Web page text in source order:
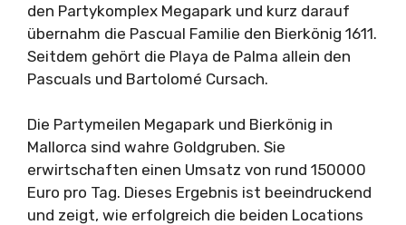
den Partykomplex Megapark und kurz darauf
übernahm die Pascual Familie den Bierkönig 1611.
Seitdem gehört die Playa de Palma allein den
Pascuals und Bartolomé Cursach.
Die Partymeilen Megapark und Bierkönig in
Mallorca sind wahre Goldgruben. Sie
erwirtschaften einen Umsatz von rund 150000
Euro pro Tag. Dieses Ergebnis ist beeindruckend
und zeigt, wie erfolgreich die beiden Locations